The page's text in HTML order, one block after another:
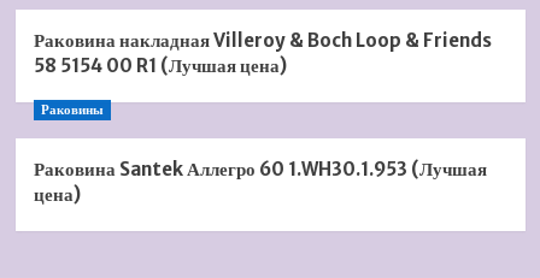
Раковина накладная Villeroy & Boch Loop & Friends
58 5154 00 R1 (Лучшая цена)
Раковины
Раковина Santek Аллегро 60 1.WH30.1.953 (Лучшая
цена)